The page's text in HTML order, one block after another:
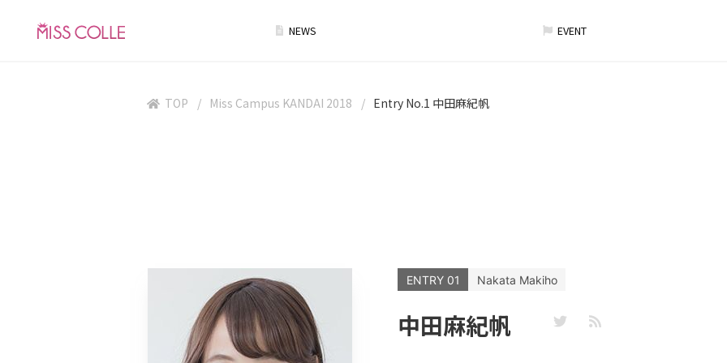
NEWS EVENT
TOP Miss Campus KANDAI 2018 Entry No.1 中田麻紀帆
ENTRY 01 Nakata Makiho
中田麻紀帆